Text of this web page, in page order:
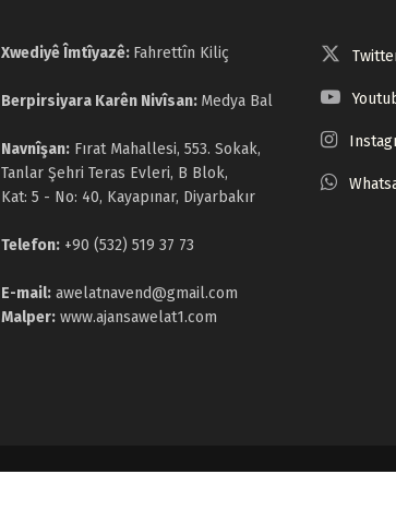
Xwediyê Îmtîyazê: Fahrettîn Kiliç
Berpirsiyara Karên Nivîsan: Medya Bal
Navnîşan: Fırat Mahallesi, 553. Sokak,
Tanlar Şehri Teras Evleri, B Blok,
Kat: 5 - No: 40, Kayapınar, Diyarbakır
Telefon: +90 (532) 519 37 73
E-mail: awelatnavend@gmail.com
Malper: www.ajansawelat1.com